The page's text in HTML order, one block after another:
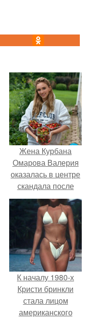
Жена Курбана
Омарова Валерия
оказалась в центре
скандала после
визита блогера
Марины ильиной в
её
косметологическую
клинику.
К началу 1980-х
Кристи бринкли
стала лицом
американского